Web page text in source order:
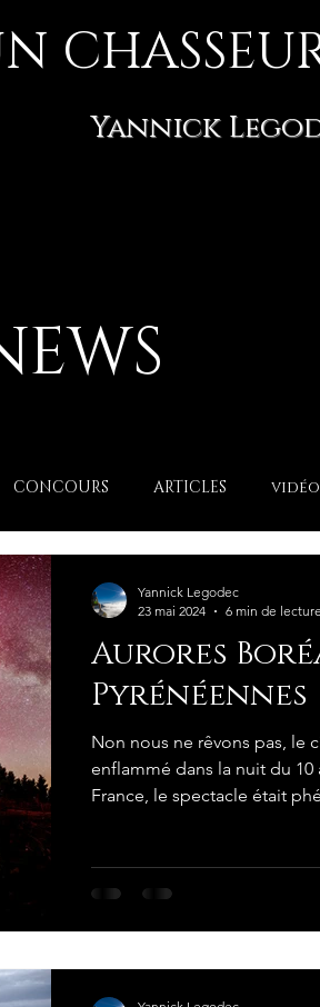
Yannick
CONCOURS ARTICLES
Aurores
Pyrénéennes
Non nous ne rêvons pas, le
enflammé dans la nuit du 10
France, le spectacle était
Yannick Legodec
23 mai 2024
6 min de lecture